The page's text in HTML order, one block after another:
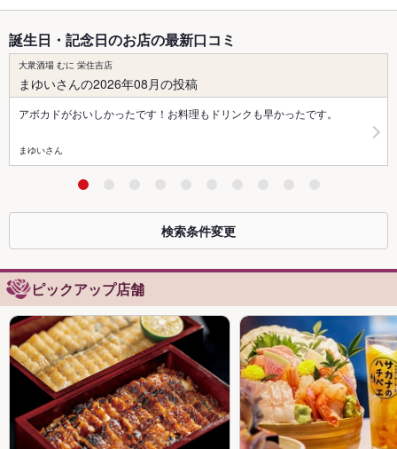
誕生日・記念日のお店の最新口コミ
大衆酒場 むに 栄住吉店
まゆいさんの2026年08月の投稿
アボカドがおいしかったです！お料理もドリンクも早かったです。
まゆいさん
検索条件変更
ピックアップ店舗